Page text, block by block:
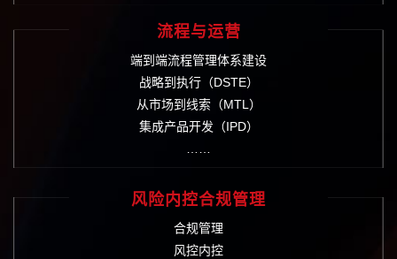
流程与运营
端到端流程管理体系建设
战略到执行（DSTE）
从市场到线索（MTL）
集成产品开发（IPD）
风险内控合规管理
合规管理
风控内控